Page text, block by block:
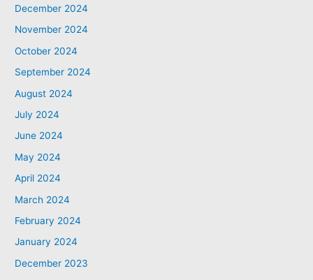
December 2024
November 2024
October 2024
September 2024
August 2024
July 2024
June 2024
May 2024
April 2024
March 2024
February 2024
January 2024
December 2023